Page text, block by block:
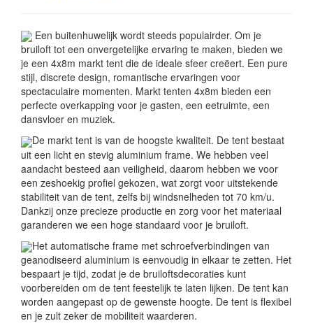
Een buitenhuwelijk wordt steeds populairder. Om je
bruiloft tot een onvergetelijke ervaring te maken, bieden we
je een 4x8m markt tent die de ideale sfeer creëert. Een pure
stijl, discrete design, romantische ervaringen voor
spectaculaire momenten. Markt tenten 4x8m bieden een
perfecte overkapping voor je gasten, een eetruimte, een
dansvloer en muziek.
De markt tent is van de hoogste kwaliteit. De tent bestaat
uit een licht en stevig aluminium frame. We hebben veel
aandacht besteed aan veiligheid, daarom hebben we voor
een zeshoekig profiel gekozen, wat zorgt voor uitstekende
stabiliteit van de tent, zelfs bij windsnelheden tot 70 km/u.
Dankzij onze precieze productie en zorg voor het materiaal
garanderen we een hoge standaard voor je bruiloft.
Het automatische frame met schroefverbindingen van
geanodiseerd aluminium is eenvoudig in elkaar te zetten. Het
bespaart je tijd, zodat je de bruiloftsdecoraties kunt
voorbereiden om de tent feestelijk te laten lijken. De tent kan
worden aangepast op de gewenste hoogte. De tent is flexibel
en je zult zeker de mobiliteit waarderen.